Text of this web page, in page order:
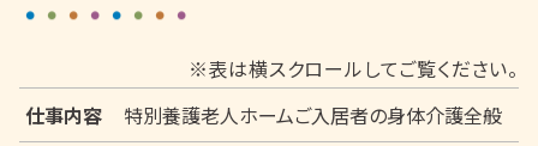
※表は横スクロールしてご覧ください。
仕事内容
特別養護老人ホームご入居者の身体介護全般